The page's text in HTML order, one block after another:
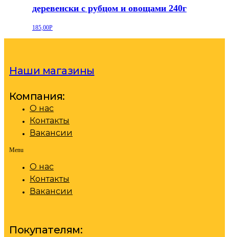
деревенски с рубцом и овощами 240г
185,00Р
Наши магазины
Компания:
О нас
Контакты
Вакансии
Menu
О нас
Контакты
Вакансии
Покупателям: